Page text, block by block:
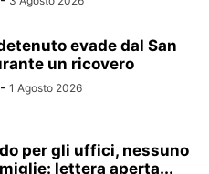
evade dal San
un ricovero
- 1 Agosto 2026
per gli uffici, nessuno
lettera aperta...